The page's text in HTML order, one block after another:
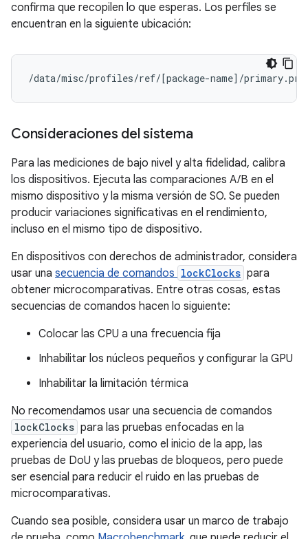
confirma que recopilen lo que esperas. Los perfiles se
encuentran en la siguiente ubicación:
/data/misc/profiles/ref/[package-name]
Consideraciones del sistema
Para las mediciones de bajo nivel y alta fidelidad, calibra
los dispositivos. Ejecuta las comparaciones A/B en el
mismo dispositivo y la misma versión de SO. Se pueden
producir variaciones significativas en el rendimiento,
incluso en el mismo tipo de dispositivo.
En dispositivos con derechos de administrador, considera
usar una secuencia de comandos lockClocks para
obtener microcomparativas. Entre otras cosas, estas
secuencias de comandos hacen lo siguiente:
Colocar las CPU a una frecuencia fija
Inhabilitar los núcleos pequeños y configurar la GPU
Inhabilitar la limitación térmica
No recomendamos usar una secuencia de comandos
lockClocks para las pruebas enfocadas en la
experiencia del usuario, como el inicio de la app, las
pruebas de DoU y las pruebas de bloqueos, pero puede
ser esencial para reducir el ruido en las pruebas de
microcomparativas.
Cuando sea posible, considera usar un marco de trabajo